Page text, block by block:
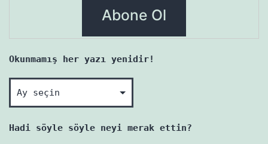
Okunmamış her yazı yenidir!
Okunmamış
her
yazı
Hadi söyle söyle neyi merak ettin?